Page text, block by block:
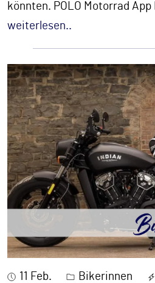
weiterlesen..
11 Feb. Bikerinnen